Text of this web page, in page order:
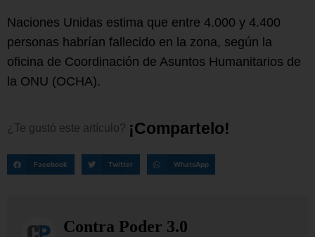
Naciones Unidas estima que entre 4.000 y 4.400
personas habrían fallecido en la zona, según la
oficina de Coordinación de Asuntos Humanitarios de
la ONU (OCHA).
¿Te gustó este artículo? ¡Comparte o!
Facebook Twitter WhatsApp
Contra Poder 3.0